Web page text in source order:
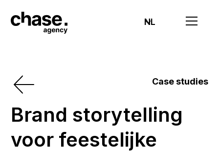
NL
Case studies
Brand storytelling
voor feestelijke